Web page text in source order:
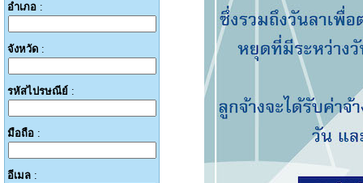
อำเภอ :
จังหวัด :
รหัสไปรษณีย์ :
มือถือ :
อีเมล :